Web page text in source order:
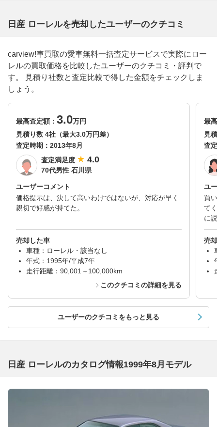
日産 ローレルを売却したユーザーのクチコミ
carview!車買取の愛車無料一括査定サービスで実際にロー
レルの買取価格を比較したユーザーのクチコミ・評判で
す。 見積り社数と査定比較で得した金額をチェックしま
しょう。
最高査定額： 3.0万円
見積り数 4社（最大3.0万円差）
査定時期： 2013年8月
査定満足度
4.0
70代男性 石川県
ユーザーコメント
価格提示は、決して高いわけではないが、対応が早く
親切で好感が持てた。
売却した車
車種：ローレル・該当なし
年式：1995年/平成7年
走行距離：90,001～100,000km
このクチコミの詳細を見る
最
見
査
ユ
買
て
に
売
ユーザーのクチコミをもっと見る
日産 ローレルのカタログ情報1999年8月モデル